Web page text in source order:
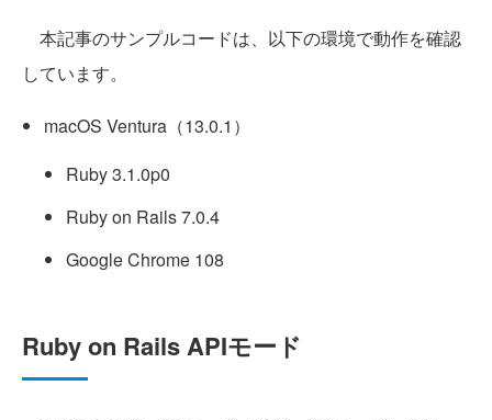
本記事のサンプルコードは、以下の環境で動作を確認
しています。
macOS Ventura（13.0.1）
Ruby 3.1.0p0
Ruby on Rails 7.0.4
Google Chrome 108
Ruby on Rails APIモード